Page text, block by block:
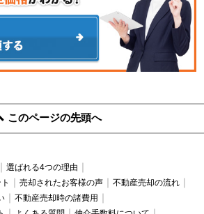
このページの先頭へ
選ばれる4つの理由
売却されたお客様の声
不動産売却の流れ
不動産売却時の諸費用